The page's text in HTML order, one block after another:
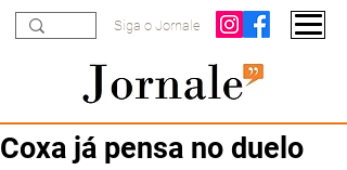
Siga o Jornale
Coxa já pensa no duelo